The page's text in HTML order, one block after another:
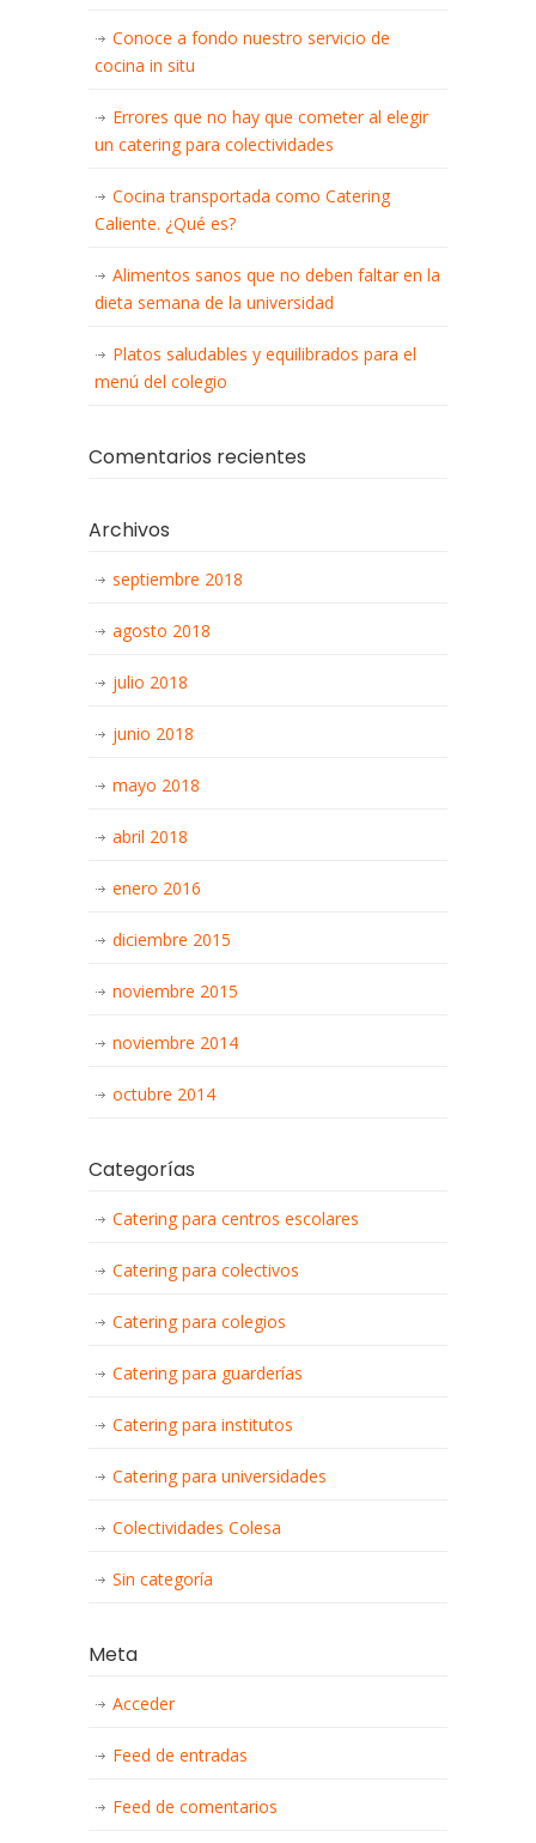
Conoce a fondo nuestro servicio de
cocina in situ
Errores que no hay que cometer al elegir
un catering para colectividades
Cocina transportada como Catering
Caliente. ¿Qué es?
Alimentos sanos que no deben faltar en la
dieta semana de la universidad
Platos saludables y equilibrados para el
menú del colegio
Comentarios recientes
Archivos
septiembre 2018
agosto 2018
julio 2018
junio 2018
mayo 2018
abril 2018
enero 2016
diciembre 2015
noviembre 2015
noviembre 2014
octubre 2014
Categorías
Catering para centros escolares
Catering para colectivos
Catering para colegios
Catering para guarderías
Catering para institutos
Catering para universidades
Colectividades Colesa
Sin categoría
Meta
Acceder
Feed de entradas
Feed de comentarios